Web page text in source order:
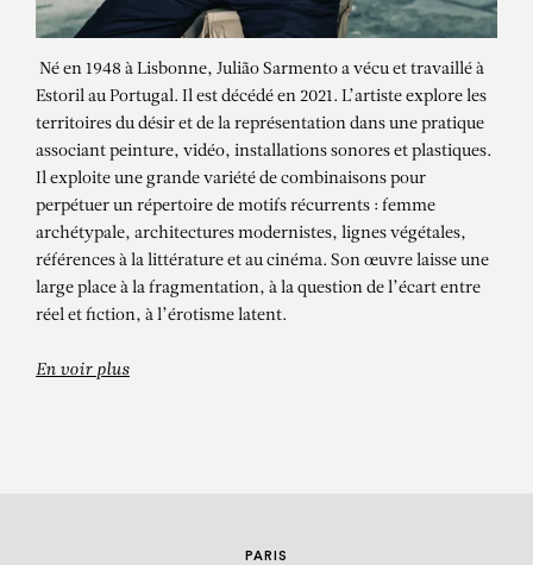
JULIÃO SARMENTO
ESTUDOS DE LUZ – INDÍCIOS,
REFLEXOS E SOMBRAS NA
Né en 1948 à Lisbonne, Julião Sarmento a vécu et travaillé à
Estoril au Portugal. Il est décédé en 2021. L’artiste explore les
territoires du désir et de la représentation dans une pratique
associant peinture, vidéo, installations sonores et plastiques.
Il exploite une grande variété de combinaisons pour
perpétuer un répertoire de motifs récurrents : femme
archétypale, architectures modernistes, lignes végétales,
références à la littérature et au cinéma. Son œuvre laisse une
large place à la fragmentation, à la question de l’écart entre
réel et fiction, à l’érotisme latent.
En voir plus
PARIS